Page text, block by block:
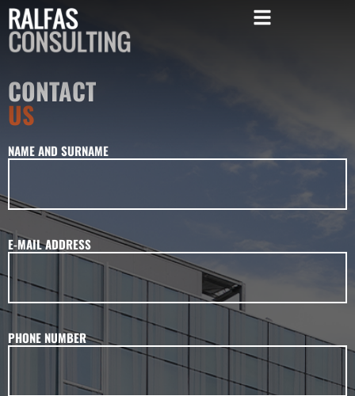
CONTACT
US
NAME AND SURNAME
E-MAIL ADDRESS
PHONE NUMBER